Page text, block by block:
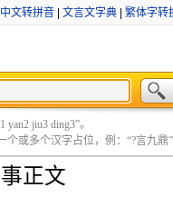
中文转拼音 文言文字典 繁体字转
jiu3 ding3”。
或多个汉字占位，例：“?言九鼎”
正文